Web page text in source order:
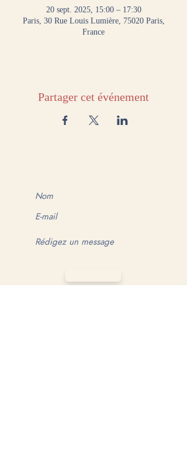
20 sept. 2025, 15:00 – 17:30
Paris, 30 Rue Louis Lumière, 75020 Paris,
France
Partager cet événement